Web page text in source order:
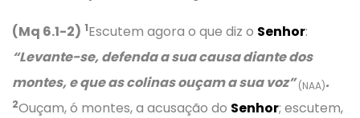
(Mq 6.1-2) 1Escutem agora o que diz o Senhor:
“Levante-se, defenda a sua causa diante dos
montes, e que as colinas ouçam a sua voz”(NAA).
2Ouçam, ó montes, a acusação do Senhor; escutem,